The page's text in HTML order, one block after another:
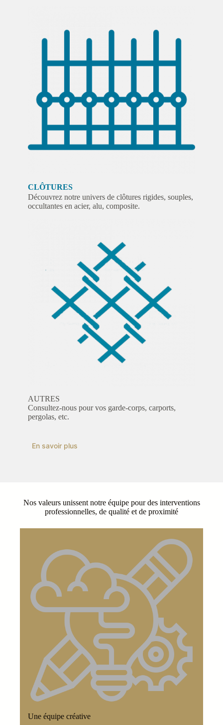
CLÔTURES
Découvrez notre univers de clôtures rigides, souples,
occultantes en acier, alu, composite.
AUTRES
Consultez-nous pour vos garde-corps, carports,
pergolas, etc.
En savoir plus
Nos valeurs unissent notre équipe pour des interventions
professionnelles, de qualité et de proximité
Une équipe créative